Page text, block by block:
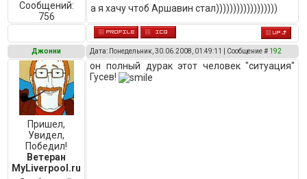
Сообщений:
756
а я хачу чтоб Аршавин стал))))))))))))))))))
Джонни Дата: Понедельник, 30.06.2008, 01:49:11 | Сообщение # 192
Пришел,
Увидел,
Победил!
Ветеран
MyLiverpool.ru
он полный дурак этот человек "ситуация"
Гусев!